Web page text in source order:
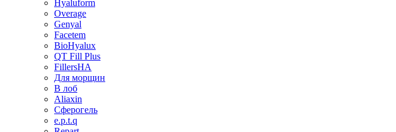
Hyaluform
Overage
Genyal
Facetem
BioHyalux
QT Fill Plus
FillersHA
Для морщин
В лоб
Aliaxin
Сферогель
e.p.t.q